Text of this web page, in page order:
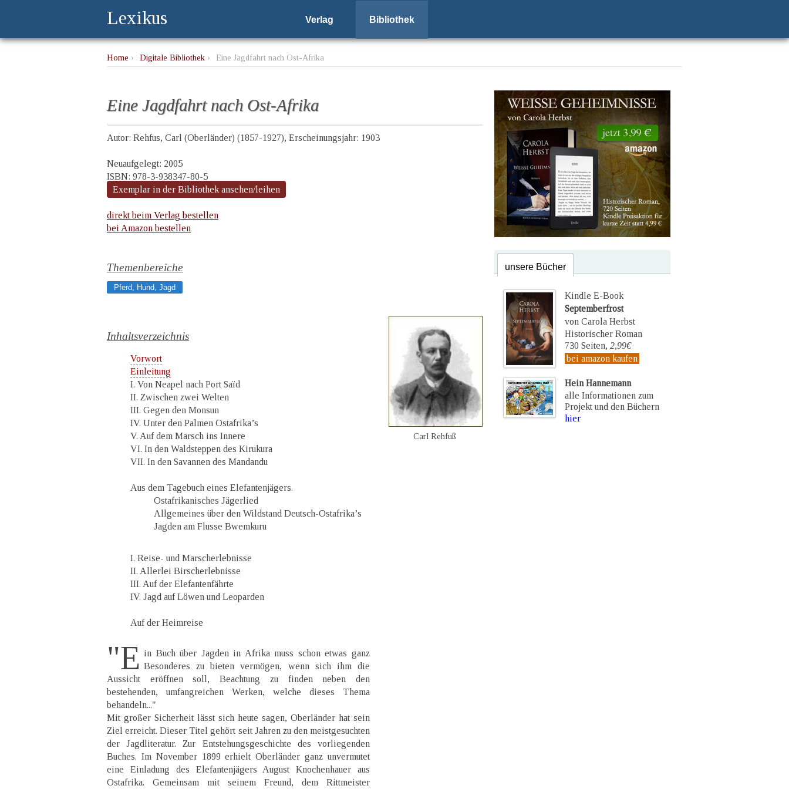
Lexikus Verlag Bibliothek
Home › Digitale Bibliothek › Eine Jagdfahrt nach Ost-Afrika
Eine Jagdfahrt nach Ost-Afrika
Autor: Rehfus, Carl (Oberländer) (1857-1927), Erscheinungsjahr: 1903
Neuaufgelegt: 2005
ISBN: 978-3-938347-80-5
Exemplar in der Bibliothek ansehen/leihen
direkt beim Verlag bestellen
bei Amazon bestellen
Themenbereiche
Pferd, Hund, Jagd
Inhaltsverzeichnis
Vorwort
Einleitung
I. Von Neapel nach Port Saïd
II. Zwischen zwei Welten
III. Gegen den Monsun
IV. Unter den Palmen Ostafrika’s
V. Auf dem Marsch ins Innere
VI. In den Waldsteppen des Kirukura
VII. In den Savannen des Mandandu
Aus dem Tagebuch eines Elefantenjägers.
Ostafrikanisches Jägerlied
Allgemeines über den Wildstand Deutsch-Ostafrika’s
Jagden am Flusse Bwemkuru
I. Reise- und Marscherlebnisse
II. Allerlei Birscherlebnisse
III. Auf der Elefantenfährte
IV. Jagd auf Löwen und Leoparden
Auf der Heimreise
"E in Buch über Jagden in Afrika muss schon etwas ganz
Besonderes zu bieten vermögen, wenn sich ihm die
Aussicht eröffnen soll, Beachtung zu finden neben den
bestehenden, umfangreichen Werken, welche dieses Thema
behandeln..."
Mit großer Sicherheit lässt sich heute sagen, Oberländer hat sein
Ziel erreicht. Dieser Titel gehört seit Jahren zu den meistgesuchten
der Jagdliteratur. Zur Entstehungsgeschichte des vorliegenden
Buches. Im November 1899 erhielt Oberländer ganz unvermutet
eine Einladung des Elefantenjägers August Knochenhauer aus
Ostafrika. Gemeinsam mit seinem Freund, dem Rittmeister
Carl Rehfuß
unsere Bücher
Kindle E-Book
Septemberfrost
von Carola Herbst
Historischer Roman
730 Seiten, 2,99€
bei amazon kaufen
Hein Hannemann
alle Informationen zum
Projekt und den Büchern
hier